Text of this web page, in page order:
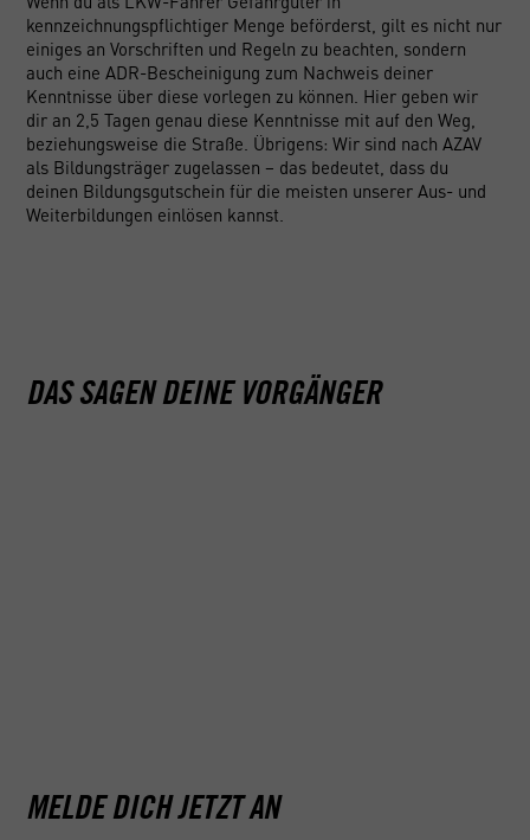
kennzeichnungspflichtiger Menge beförderst, gilt es nicht nur
einiges an Vorschriften und Regeln zu beachten, sondern
auch eine ADR-Bescheinigung zum Nachweis deiner
Kenntnisse über diese vorlegen zu können. Hier geben wir
dir an 2,5 Tagen genau diese Kenntnisse mit auf den Weg,
beziehungsweise die Straße. Übrigens: Wir sind nach AZAV
als Bildungsträger zugelassen – das bedeutet, dass du
deinen Bildungsgutschein für die meisten unserer Aus- und
Weiterbildungen einlösen kannst.
- rechtliche Vorschriften
- allgemeine Gefahreneigenschaften
- Teilnahmebescheinigung der ACADEMY Fahrschule
DAS SAGEN DEINE VORGÄNGER
MELDE DICH JETZT AN